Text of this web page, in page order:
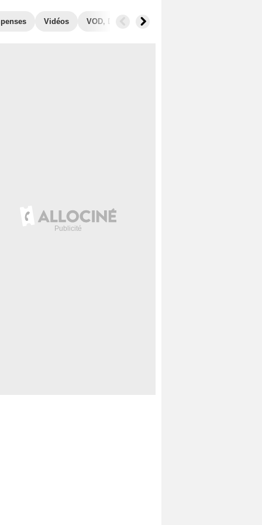
Vidéos VOD, DVD